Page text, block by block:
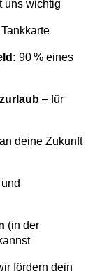
uns wichtig
90 % eines
– für
deine Zukunft
(in der
fördern dein